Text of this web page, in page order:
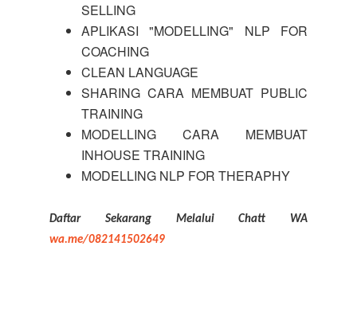
SELLING
APLIKASI "MODELLING" NLP FOR
COACHING
CLEAN LANGUAGE
SHARING CARA MEMBUAT PUBLIC
TRAINING
MODELLING CARA MEMBUAT
INHOUSE TRAINING
MODELLING NLP FOR THERAPHY
Daftar Sekarang Melalui Chatt WA
wa.me/082141502649